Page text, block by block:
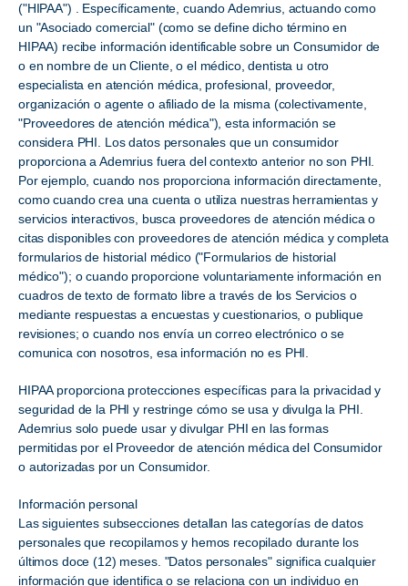
("HIPAA") . Específicamente, cuando Ademrius, actuando como
un "Asociado comercial" (como se define dicho término en
HIPAA) recibe información identificable sobre un Consumidor de
o en nombre de un Cliente, o el médico, dentista u otro
especialista en atención médica, profesional, proveedor,
organización o agente o afiliado de la misma (colectivamente,
"Proveedores de atención médica"), esta información se
considera PHI. Los datos personales que un consumidor
proporciona a Ademrius fuera del contexto anterior no son PHI.
Por ejemplo, cuando nos proporciona información directamente,
como cuando crea una cuenta o utiliza nuestras herramientas y
servicios interactivos, busca proveedores de atención médica o
citas disponibles con proveedores de atención médica y completa
formularios de historial médico ("Formularios de historial
médico"); o cuando proporcione voluntariamente información en
cuadros de texto de formato libre a través de los Servicios o
mediante respuestas a encuestas y cuestionarios, o publique
revisiones; o cuando nos envía un correo electrónico o se
comunica con nosotros, esa información no es PHI.
HIPAA proporciona protecciones específicas para la privacidad y
seguridad de la PHI y restringe cómo se usa y divulga la PHI.
Ademrius solo puede usar y divulgar PHI en las formas
permitidas por el Proveedor de atención médica del Consumidor
o autorizadas por un Consumidor.
Información personal
Las siguientes subsecciones detallan las categorías de datos
personales que recopilamos y hemos recopilado durante los
últimos doce (12) meses. "Datos personales" significa cualquier
información que identifica o se relaciona con un individuo en